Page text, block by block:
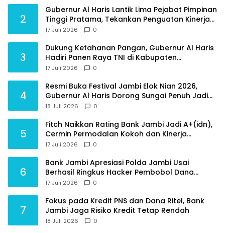
2
Gubernur Al Haris Lantik Lima Pejabat Pimpinan
Tinggi Pratama, Tekankan Penguatan Kinerja
dan Integritas
17 Juli 2026 0
3
Dukung Ketahanan Pangan, Gubernur Al Haris
Hadiri Panen Raya TNI di Kabupaten
Tanjungjabung Timur
17 Juli 2026 0
4
Resmi Buka Festival Jambi Elok Nian 2026,
Gubernur Al Haris Dorong Sungai Penuh Jadi
Destinasi Wisata Budaya Unggulan
18 Juli 2026 0
5
Fitch Naikkan Rating Bank Jambi Jadi A+(idn),
Cermin Permodalan Kokoh dan Kinerja
Keuangan Sehat
17 Juli 2026 0
6
Bank Jambi Apresiasi Polda Jambi Usai
Berhasil Ringkus Hacker Pembobol Dana
Nasabah
17 Juli 2026 0
7
Fokus pada Kredit PNS dan Dana Ritel, Bank
Jambi Jaga Risiko Kredit Tetap Rendah
18 Juli 2026 0